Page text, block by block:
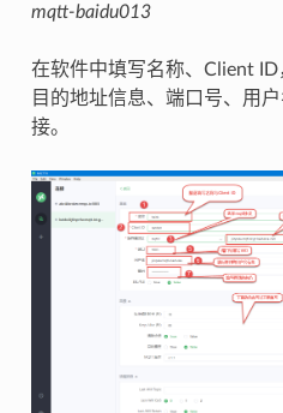
mqtt-baidu013
在软件中填写名称、Client
目的地址信息、端口号、用
接。